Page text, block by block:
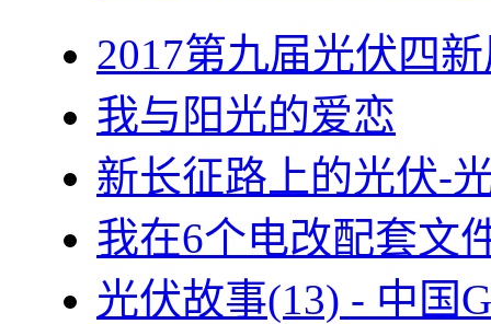
2017第九届光伏四
我与阳光的爱恋
新长征路上的光伏-
我在6个电改配套文
光伏故事(13) - 中国